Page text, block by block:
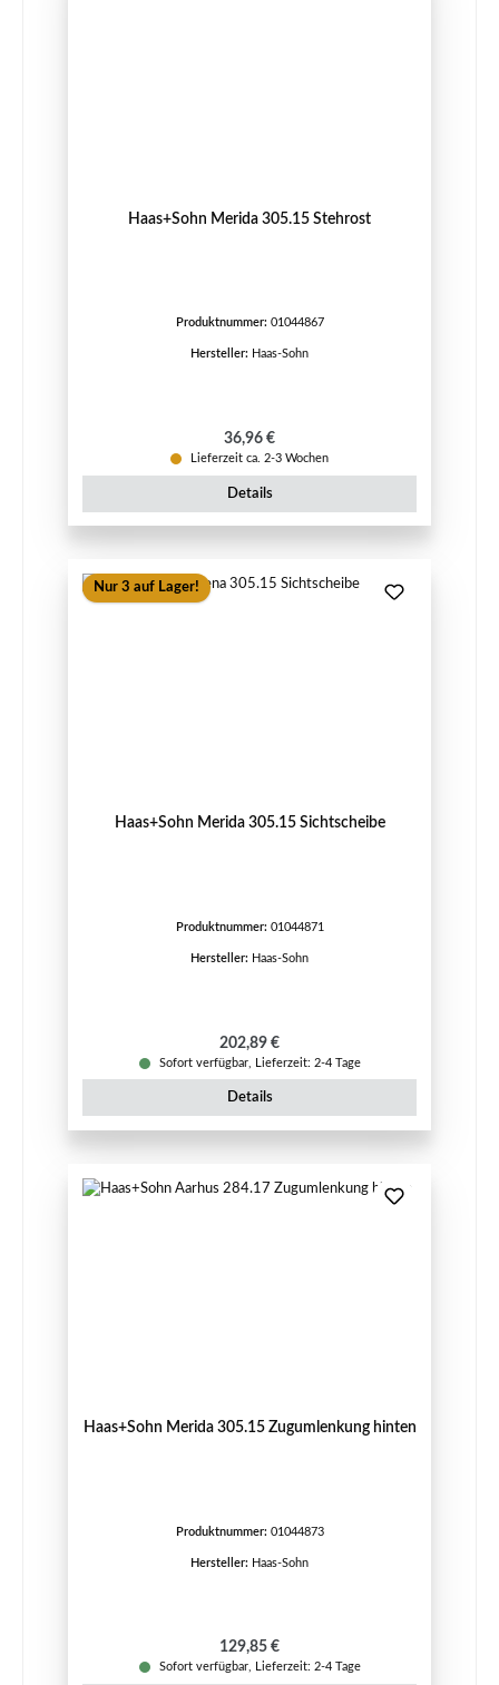
Haas+Sohn Merida 305.15 Stehrost
Produktnummer: 01044867
Hersteller: Haas-Sohn
Regulärer Preis:
36,96 €
Lieferzeit ca. 2-3 Wochen
Details
Nur 3 auf Lager!
Haas+Sohn Merida 305.15 Sichtscheibe
Produktnummer: 01044871
Hersteller: Haas-Sohn
Regulärer Preis:
202,89 €
Sofort verfügbar, Lieferzeit: 2-4 Tage
Details
Haas+Sohn Merida 305.15 Zugumlenkung hinten
Produktnummer: 01044873
Hersteller: Haas-Sohn
Regulärer Preis:
129,85 €
Sofort verfügbar, Lieferzeit: 2-4 Tage